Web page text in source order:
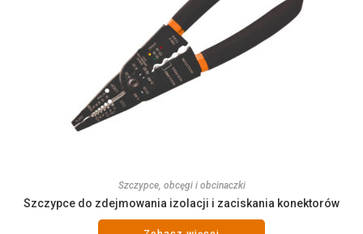
Szczypce, obcęgi i obcinaczki
Szczypce do zdejmowania izolacji i zaciskania konektorów